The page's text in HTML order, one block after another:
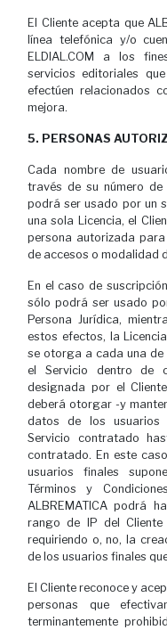
El Cliente acepta que
línea telefónica y/o
ELDIAL.COM a los
servicios editoriales
efectúen relacionados
mejora.
5. PERSONAS
Cada nombre de
través de su número de
podrá ser usado por un
una sola Licencia, el
persona autorizada
de accesos o modalidad
En el caso de
sólo podrá ser usado
Persona Jurídica,
estos efectos, la
se otorga a cada una de
el Servicio dentro de
designada por el
deberá otorgar -y
datos de los usuarios
Servicio contratado
contratado. En este
usuarios finales
Términos y
ALBREMATICA podrá
rango de IP del Cliente
requiriendo o, no, la
de los usuarios finales
El Cliente reconoce y
personas que
terminantemente